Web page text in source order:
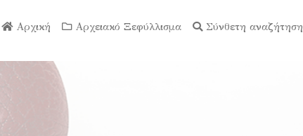
Αρχική Αρχειακό Ξεφύλλισμα Σύνθετη αναζήτηση